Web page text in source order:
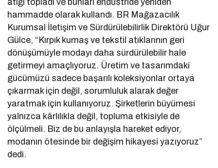
atığı topladı ve bunları endüstride yeniden
hammadde olarak kullandı. BR Mağazacılık
Kurumsal İletişim ve Sürdürülebilirlik Direktörü Uğur
Gülce, “Kırpık kumaş ve tekstil atıklarının geri
dönüşümüyle modayı daha sürdürülebilir hale
getirmeyi amaçlıyoruz. Üretim ve tasarımdaki
gücümüzü sadece başarılı koleksiyonlar ortaya
çıkarmak için değil, sorumluluk alarak değer
yaratmak için kullanıyoruz. Şirketlerin büyümesi
yalnızca kârlılıkla değil, topluma etkisiyle de
ölçülmeli. Biz de bu anlayışla hareket ediyor,
modanın ötesinde bir değişim hikayesi yazıyoruz”
dedi.